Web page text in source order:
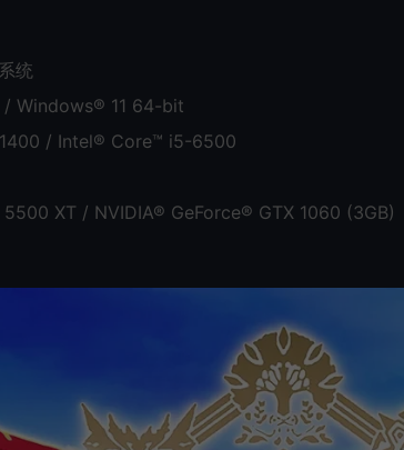
统
/ Windows® 11 64-bit
/ Intel® Core™ i5-6500
5500 XT / NVIDIA® GeForce® GTX 1060 (3GB)